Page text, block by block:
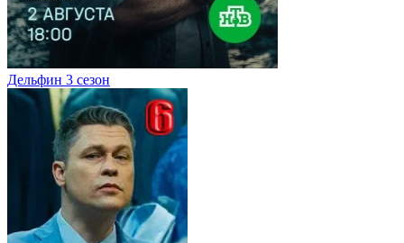
Дельфин 3 сезон